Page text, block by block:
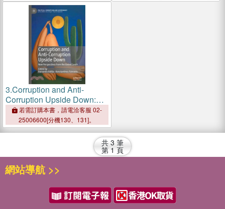
3.Corruption and Anti-
Corruption Upside Down:
New Perspectives from the
Global South
若需訂購本書，請電洽客服 02-
25006600[分機130、131]。
共 3 筆
第 1 頁
網站導航 >>